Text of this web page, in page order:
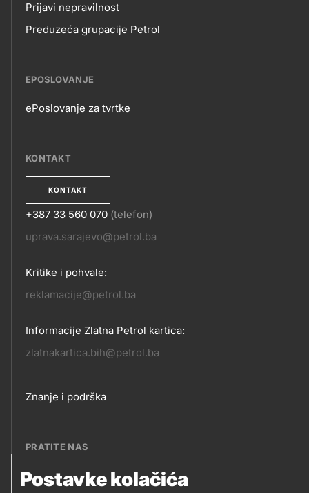
Postavke kolačića
Prijavi nepravilnost
Preduzeća grupacije Petrol
EPOSLOVANJE
ePoslovanje za tvrtke
KONTAKT
KONTAKT
KONTAKT
+387 33 560 070 (telefon)
uprava.sarajevo@petrol.ba
Kritike i pohvale:
reklamacije@petrol.ba
Informacije Zlatna Petrol kartica:
zlatnakartica.bih@petrol.ba
Footer
Znanje i podrška
PRATITE NAS
Petrol BH Oil Company, d.o.o.